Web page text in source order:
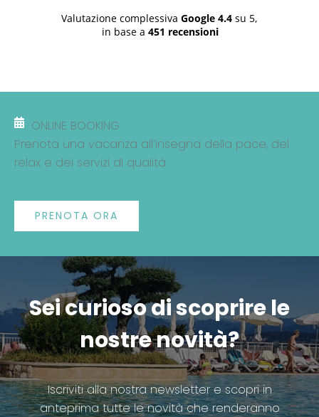
Valutazione complessiva Google 4.4su 5,
in base a 451 recensioni
ONLINE BOOKING
Prenota una vacanza all’insegna della pace, del
relax e dei servizi di qualità
PRENOTA ORA
Sei curioso di scoprire le
nostre novità?
Iscriviti alla nostra newsletter e scopri in
anteprima tutte le novità che renderanno